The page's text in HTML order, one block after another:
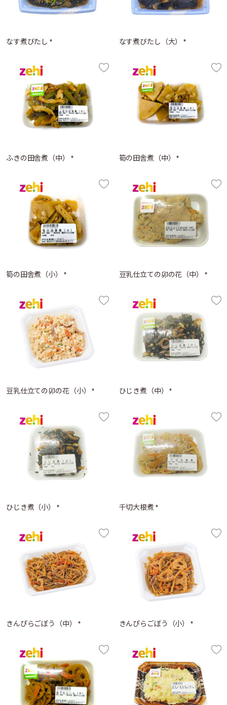
なす煮びたし * なす煮びたし（大） *
ふきの田舎煮（中） * 筍の田舎煮（中） *
筍の田舎煮（小） * 豆乳仕立ての卯の花（中） *
豆乳仕立ての卯の花（小） * ひじき煮（中） *
ひじき煮（小） * 千切大根煮 *
きんぴらごぼう（中） * きんぴらごぼう（小） *